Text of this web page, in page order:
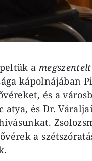
a
kápolnájában
és a
és Dr.
a